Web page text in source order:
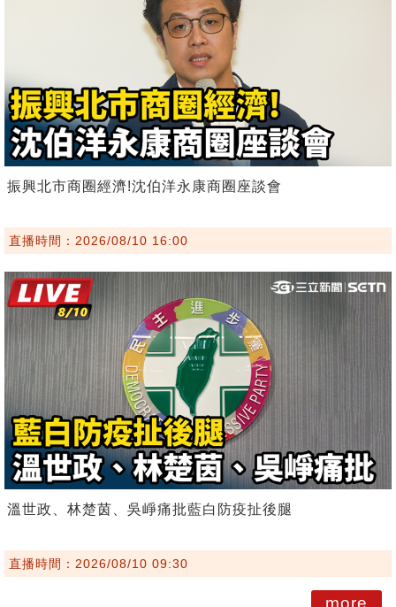
振興北市商圈經濟!沈伯洋永康商圈座談會
直播時間：2026/08/10 16:00
溫世政、林楚茵、吳崢痛批藍白防疫扯後腿
直播時間：2026/08/10 09:30